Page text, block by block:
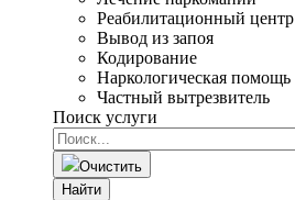
Реабилитационный центр
Вывод из запоя
Кодирование
Наркологическая помощь
Частный вытрезвитель
Поиск услуги
Очистить
Найти